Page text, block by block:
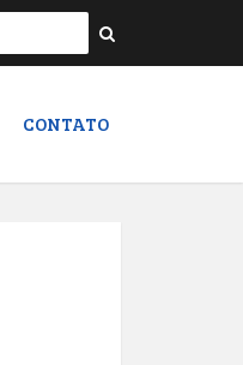
CONTATO